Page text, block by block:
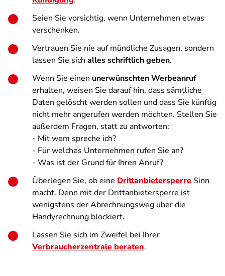
Seien Sie vorsichtig, wenn Unternehmen etwas
verschenken.
Vertrauen Sie nie auf mündliche Zusagen, sondern
lassen Sie sich alles schriftlich geben.
Wenn Sie einen unerwünschten Werbeanruf
erhalten, weisen Sie darauf hin, dass sämtliche
Daten gelöscht werden sollen und dass Sie künftig
nicht mehr angerufen werden möchten. Stellen Sie
außerdem Fragen, statt zu antworten:
- Mit wem spreche ich?
- Für welches Unternehmen rufen Sie an?
- Was ist der Grund für Ihren Anruf?
Überlegen Sie, ob eine Drittanbietersperre Sinn
macht. Denn mit der Drittanbietersperre ist
wenigstens der Abrechnungsweg über die
Handyrechnung blockiert.
Lassen Sie sich im Zweifel bei Ihrer
Verbraucherzentrale beraten.